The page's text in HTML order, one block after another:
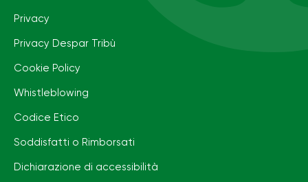
Privacy
Privacy Despar Tribù
Cookie Policy
Whistleblowing
Codice Etico
Soddisfatti o Rimborsati
Dichiarazione di accessibilità